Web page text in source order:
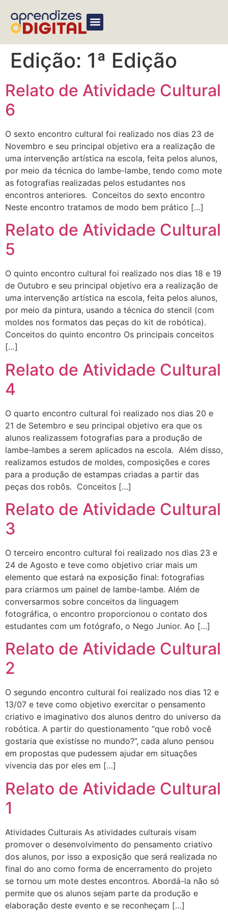
Edição: 1ª Edição
Relato de Atividade Cultural
6
O sexto encontro cultural foi realizado nos dias 23 de
Novembro e seu principal objetivo era a realização de
uma intervenção artística na escola, feita pelos alunos,
por meio da técnica do lambe-lambe, tendo como mote
as fotografias realizadas pelos estudantes nos
encontros anteriores. Conceitos do sexto encontro
Neste encontro tratamos de modo bem prático […]
Relato de Atividade Cultural
5
O quinto encontro cultural foi realizado nos dias 18 e 19
de Outubro e seu principal objetivo era a realização de
uma intervenção artística na escola, feita pelos alunos,
por meio da pintura, usando a técnica do stencil (com
moldes nos formatos das peças do kit de robótica).
Conceitos do quinto encontro Os principais conceitos
[…]
Relato de Atividade Cultural
4
O quarto encontro cultural foi realizado nos dias 20 e
21 de Setembro e seu principal objetivo era que os
alunos realizassem fotografias para a produção de
lambe-lambes a serem aplicados na escola. Além disso,
realizamos estudos de moldes, composições e cores
para a produção de estampas criadas a partir das
peças dos robôs. Conceitos […]
Relato de Atividade Cultural
3
O terceiro encontro cultural foi realizado nos dias 23 e
24 de Agosto e teve como objetivo criar mais um
elemento que estará na exposição final: fotografias
para criarmos um painel de lambe-lambe. Além de
conversarmos sobre conceitos da linguagem
fotográfica, o encontro proporcionou o contato dos
estudantes com um fotógrafo, o Nego Junior. Ao […]
Relato de Atividade Cultural
2
O segundo encontro cultural foi realizado nos dias 12 e
13/07 e teve como objetivo exercitar o pensamento
criativo e imaginativo dos alunos dentro do universo da
robótica. A partir do questionamento “que robô você
gostaria que existisse no mundo?”, cada aluno pensou
em propostas que pudessem ajudar em situações
vivencia das por eles em […]
Relato de Atividade Cultural
1
Atividades Culturais As atividades culturais visam
promover o desenvolvimento do pensamento criativo
dos alunos, por isso a exposição que será realizada no
final do ano como forma de encerramento do projeto
se tornou um mote destes encontros. Abordá-la não só
permite que os alunos sejam parte da produção e
elaboração deste evento e se reconheçam […]